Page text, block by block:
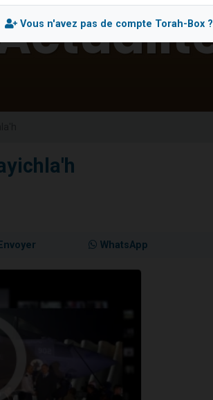
rejoindre sur WhatsApp
Envoyer WhatsApp
Vous n'avez pas de compte Torah-Box ?